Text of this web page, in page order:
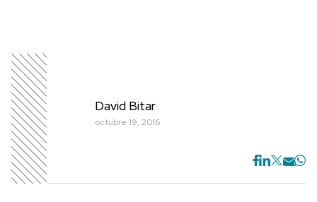
David Bitar
octubre 19, 2016